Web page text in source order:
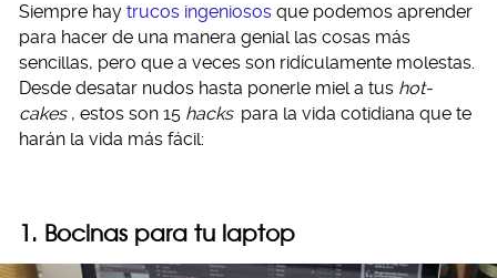
Siempre hay trucos ingeniosos que podemos aprender
para hacer de una manera genial las cosas más
sencillas, pero que a veces son ridículamente molestas.
Desde desatar nudos hasta ponerle miel a tus hot-
cakes , estos son 15 hacks para la vida cotidiana que te
harán la vida más fácil:
1. Bocinas para tu laptop